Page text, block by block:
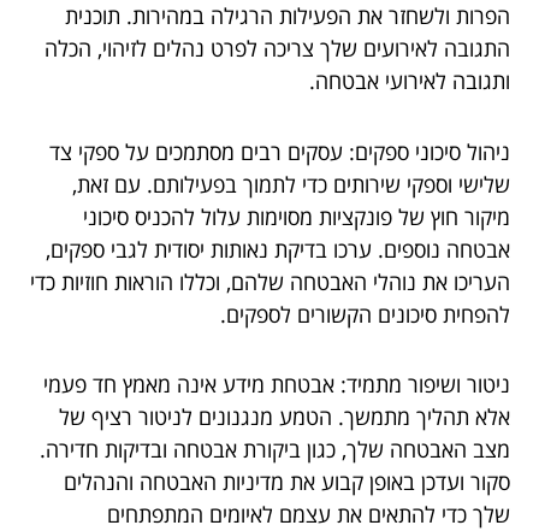
הפרות ולשחזר את הפעילות הרגילה במהירות. תוכנית
התגובה לאירועים שלך צריכה לפרט נהלים לזיהוי, הכלה
ותגובה לאירועי אבטחה.
ניהול סיכוני ספקים: עסקים רבים מסתמכים על ספקי צד
שלישי וספקי שירותים כדי לתמוך בפעילותם. עם זאת,
מיקור חוץ של פונקציות מסוימות עלול להכניס סיכוני
אבטחה נוספים. ערכו בדיקת נאותות יסודית לגבי ספקים,
העריכו את נוהלי האבטחה שלהם, וכללו הוראות חוזיות כדי
להפחית סיכונים הקשורים לספקים.
ניטור ושיפור מתמיד: אבטחת מידע אינה מאמץ חד פעמי
אלא תהליך מתמשך. הטמע מנגנונים לניטור רציף של
מצב האבטחה שלך, כגון ביקורת אבטחה ובדיקות חדירה.
סקור ועדכן באופן קבוע את מדיניות האבטחה והנהלים
שלך כדי להתאים את עצמם לאיומים המתפתחים